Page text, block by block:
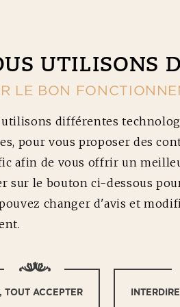
ET
UTILISONS
LE BON
différentes
pour vous proposer des
afin de vous offrir un
sur le bouton ci-dessous
changer d'avis et
TOUT ACCEPTER